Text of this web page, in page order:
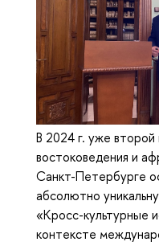
В 2024 г. уже
востоковедения и
Санкт-Петербурге
абсолютно
«Кросс-культурные
контексте